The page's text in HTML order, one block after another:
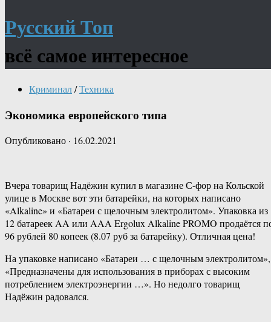
Русский Топ
всё самое интересное
Криминал/Техника
Экономика европейского типа
Опубликовано · 16.02.2021
Вчера товарищ Надёжин купил в магазине С-фор на Кольской
улице в Москве вот эти батарейки, на которых написано
«Alkaline» и «Батареи с щелочным электролитом». Упаковка из
12 батареек AA или AAA Ergolux Alkaline PROMO продаётся
96 рублей 80 копеек (8.07 руб за батарейку). Отличная цена!
На упаковке написано «Батареи … с щелочным электролитом»,
«Предназначены для использования в приборах с высоким
потреблением электроэнергии …». Но недолго товарищ
Надёжин радовался.